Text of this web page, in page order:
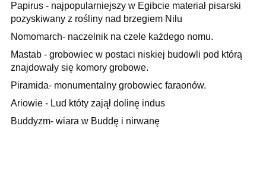
Papirus - najpopularniejszy w Egibcie materiał pisarski
pozyskiwany z rośliny nad brzegiem Nilu
Nomomarch- naczelnik na czele każdego nomu.
Mastab - grobowiec w postaci niskiej budowli pod którą
znajdowały się komory grobowe.
Piramida- monumentalny grobowiec faraonów.
Ariowie - Lud któty zajął dolinę indus
Buddyzm- wiara w Buddę i nirwanę